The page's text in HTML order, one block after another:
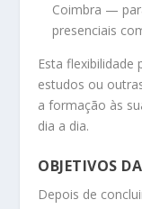
Coimbra —
presenciais
Esta
estudos ou
a formação às
dia a dia.
OBJETIVOS
Depois de